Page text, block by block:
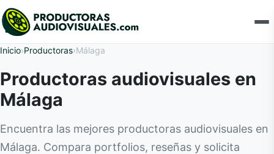
Inicio›Productoras›Málaga
Productoras audiovisuales en
Málaga
Encuentra las mejores productoras audiovisuales en
Málaga. Compara portfolios, reseñas y solicita